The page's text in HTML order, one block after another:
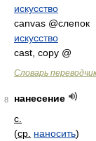
искусство
canvas @слепок
искусство
cast, copy @
Словарь
8
нанесение
с.
(ср. наносить)